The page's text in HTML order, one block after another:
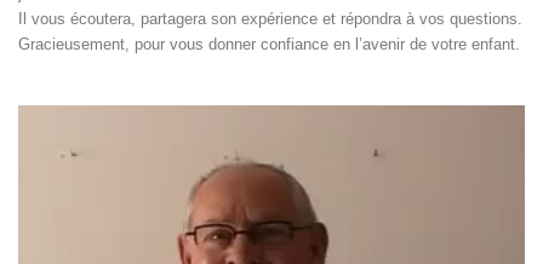
Il vous écoutera, partagera son expérience et répondra à vos questions.
Gracieusement, pour vous donner confiance en l’avenir de votre enfant.